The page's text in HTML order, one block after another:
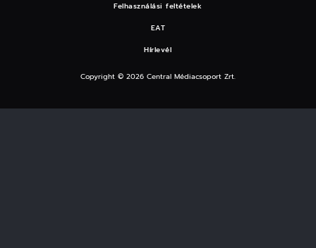
Felhasználási feltételek
EAT
Hírlevél
Copyright © 2026 Central Médiacsoport Zrt.